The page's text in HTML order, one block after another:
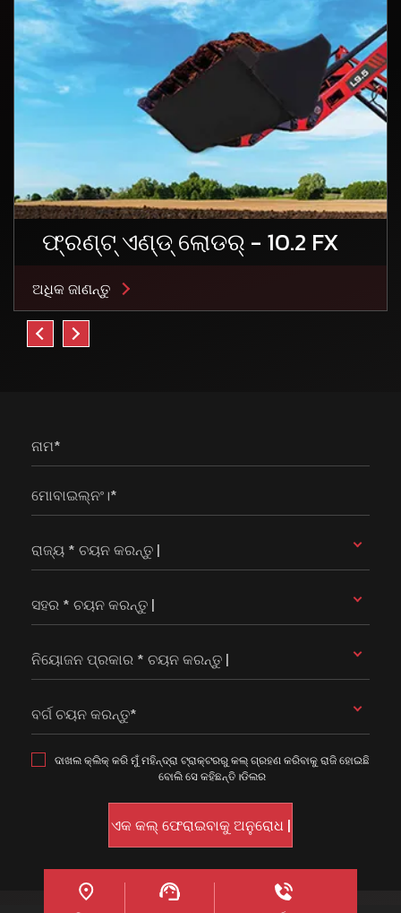
ଫ୍ରଣ୍ଟ୍ ଏଣ୍ଡ୍ ଲୋଡର୍ - 10.2 FX
ଅଧିକ ଜାଣନ୍ତୁ
ନାମ*
ମୋବାଇଲ୍ନଂ।*
ରାଜ୍ୟ * ଚୟନ କରନ୍ତୁ |
ସହର * ଚୟନ କରନ୍ତୁ |
ନିୟୋଜନ ପ୍ରକାର * ଚୟନ କରନ୍ତୁ |
ବର୍ଗ ଚୟନ କରନ୍ତୁ*
ଦାଖଲ କ୍ଲିକ୍ କରି ମୁଁ ମହିନ୍ଦ୍ରା ଟ୍ରାକ୍ଟରରୁ କଲ୍ ଗ୍ରହଣ କରିବାକୁ ରାଜି ହୋଇଛି
ବୋଲି ସେ କହିଛନ୍ତି।ଡିଲର